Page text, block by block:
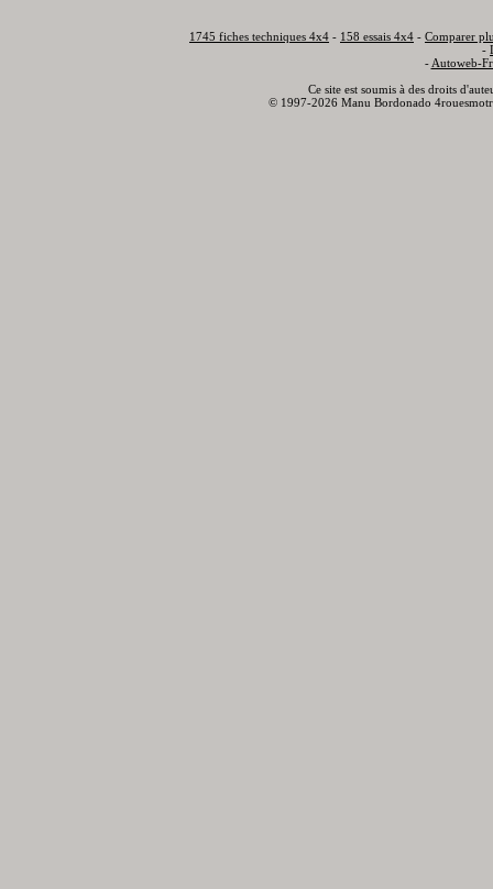
1745 fiches techniques 4x4 - 158 essais 4x4 - Comparer
-
- Autoweb-
Ce site est soumis à des droits
© 1997-2026 Manu Bordonado